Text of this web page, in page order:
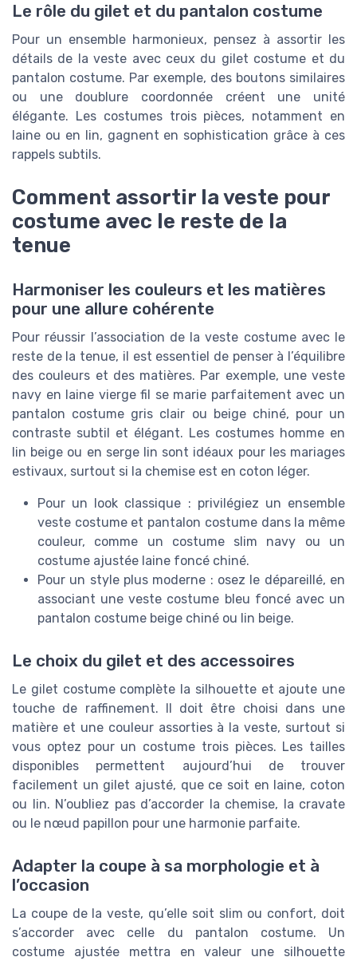
Le rôle du gilet et du pantalon costume
Pour un ensemble harmonieux, pensez à assortir les
détails de la veste avec ceux du gilet costume et du
pantalon costume. Par exemple, des boutons similaires
ou une doublure coordonnée créent une unité
élégante. Les costumes trois pièces, notamment en
laine ou en lin, gagnent en sophistication grâce à ces
rappels subtils.
Comment assortir la veste pour
costume avec le reste de la
tenue
Harmoniser les couleurs et les matières
pour une allure cohérente
Pour réussir l’association de la veste costume avec le
reste de la tenue, il est essentiel de penser à l’équilibre
des couleurs et des matières. Par exemple, une veste
navy en laine vierge fil se marie parfaitement avec un
pantalon costume gris clair ou beige chiné, pour un
contraste subtil et élégant. Les costumes homme en
lin beige ou en serge lin sont idéaux pour les mariages
estivaux, surtout si la chemise est en coton léger.
Pour un look classique : privilégiez un ensemble
veste costume et pantalon costume dans la même
couleur, comme un costume slim navy ou un
costume ajustée laine foncé chiné.
Pour un style plus moderne : osez le dépareillé, en
associant une veste costume bleu foncé avec un
pantalon costume beige chiné ou lin beige.
Le choix du gilet et des accessoires
Le gilet costume complète la silhouette et ajoute une
touche de raffinement. Il doit être choisi dans une
matière et une couleur assorties à la veste, surtout si
vous optez pour un costume trois pièces. Les tailles
disponibles permettent aujourd’hui de trouver
facilement un gilet ajusté, que ce soit en laine, coton
ou lin. N’oubliez pas d’accorder la chemise, la cravate
ou le nœud papillon pour une harmonie parfaite.
Adapter la coupe à sa morphologie et à
l’occasion
La coupe de la veste, qu’elle soit slim ou confort, doit
s’accorder avec celle du pantalon costume. Un
costume ajustée mettra en valeur une silhouette